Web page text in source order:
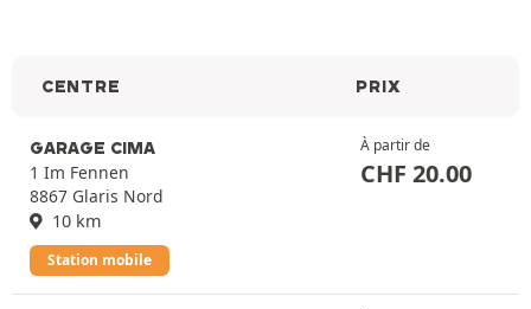
CENTRE PRIX
GARAGE CIMA
1 Im Fennen
8867 Glaris Nord
10 km
Station mobile
À partir de
CHF 20.00